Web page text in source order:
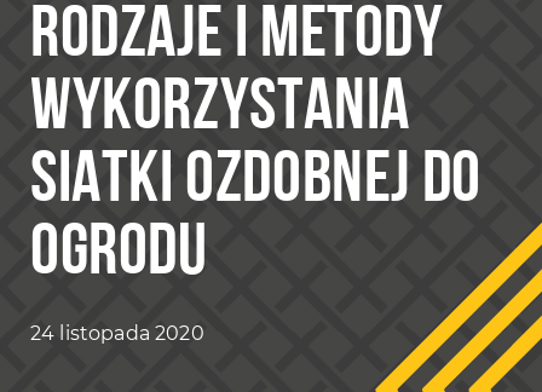
RODZAJE I METODY
WYKORZYSTANIA
SIATKI OZDOBNEJ DO
OGRODU
24 listopada 2020